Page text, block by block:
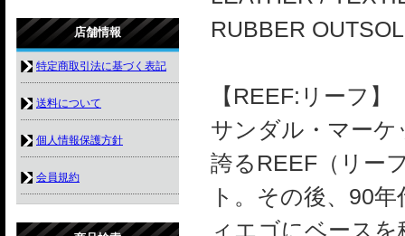
RUBBER
【REEF:リーフ】
サンダル・マー
誇るREEF（リー
ト。その後、90
ィエゴにベース
店舗情報
特定商取引法に基づく表記
送料について
個人情報保護方針
会員規約